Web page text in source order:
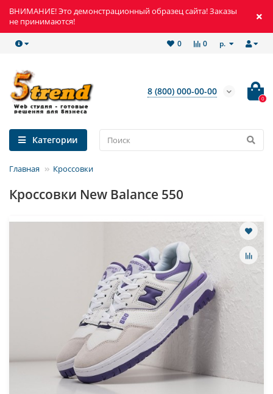
ВНИМАНИЕ! Это демонстрационный образец сайта! Заказы
не принимаются!
р.
0
0
8 (800) 000-00-00
0
Категории
Главная Кроссовки
Кроссовки New Balance 550